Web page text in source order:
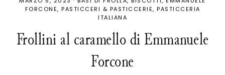
FORCONE
PASTICCERI & PASTICCERIE
PASTICCERIA
ITALIANA
Frollini al caramello di Emmanuele
Forcone